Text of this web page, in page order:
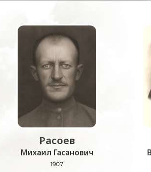
Расоев
Михаил Гасанович
1907